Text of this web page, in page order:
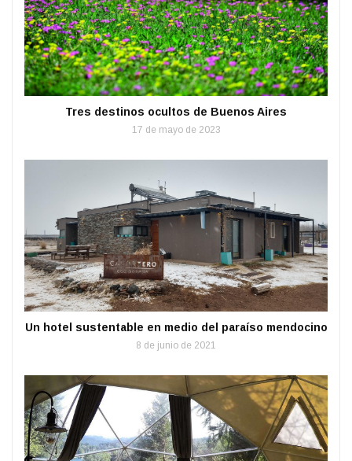
Tres destinos ocultos de Buenos Aires
17 de mayo de 2023
Un hotel sustentable en medio del paraíso mendocino
8 de junio de 2021